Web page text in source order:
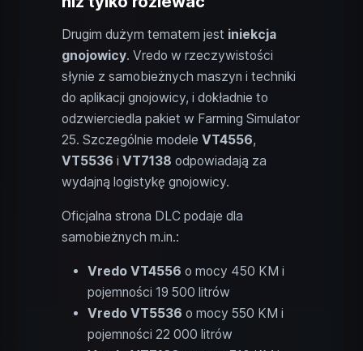
Drugim dużym tematem jest iniekcja
gnojowicy. Vredo w rzeczywistości
słynie z samobieżnych maszyn i techniki
do aplikacji gnojowicy, i dokładnie to
odzwierciedla pakiet w Farming Simulator
25. Szczególnie modele VT4556,
VT5536 i VT7138 odpowiadają za
wydajną logistykę gnojowicy.
Oficjalna strona DLC podaje dla
samobieżnych m.in.:
Vredo VT4556 o mocy 450 KM i
pojemności 19 500 litrów
Vredo VT5536 o mocy 550 KM i
pojemności 22 000 litrów